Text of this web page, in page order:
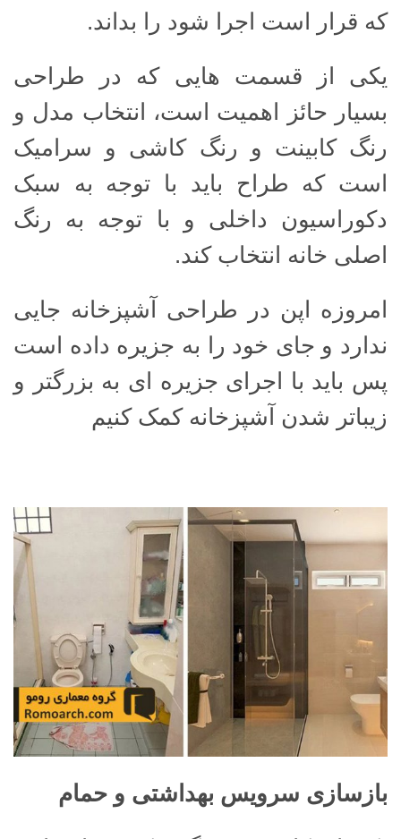
که قرار است اجرا شود را بداند.
یکی از قسمت هایی که در طراحی
بسیار حائز اهمیت است، انتخاب مدل و
رنگ کابینت و رنگ کاشی و سرامیک
است که طراح باید با توجه به سبک
دکوراسیون داخلی و با توجه به رنگ
اصلی خانه انتخاب کند.
امروزه اپن در طراحی آشپزخانه جایی
ندارد و جای خود را به جزیره داده است
پس باید با اجرای جزیره ای به بزرگتر و
زیباتر شدن آشپزخانه کمک کنیم
بازسازی سرویس بهداشتی و حمام